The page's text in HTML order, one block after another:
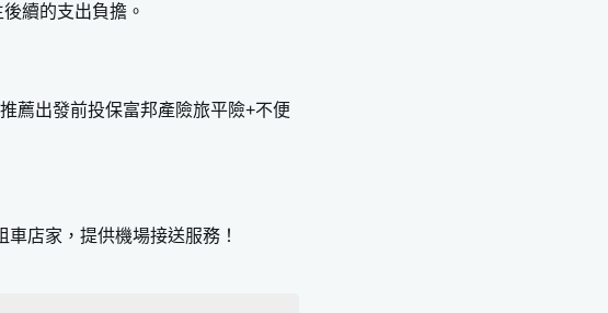
續的支出負擔。
薦出發前投保富邦產險旅平險+不便
車店家，提供機場接送服務！